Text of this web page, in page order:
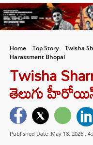
Home Top Story
Twisha
Harassment Bhopal
Twisha
తెలుగు
Published Date :May 18, 2026 ,